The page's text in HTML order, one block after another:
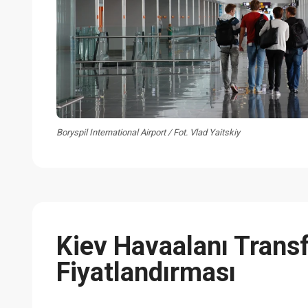
Boryspil International Airport / Fot. Vlad Yaitskiy
Kiev Havaalanı
Fiyatlandırması